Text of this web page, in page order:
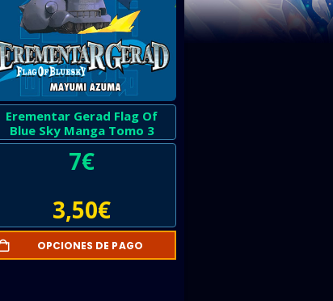
Erementar Gerad Flag Of
Blue Sky Manga Tomo 3
7€
3,50€
OPCIONES DE PAGO